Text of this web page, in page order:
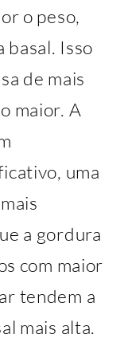
o peso,
basal. Isso
de mais
maior. A
uma
a gordura
com maior
tendem a
mais alta.